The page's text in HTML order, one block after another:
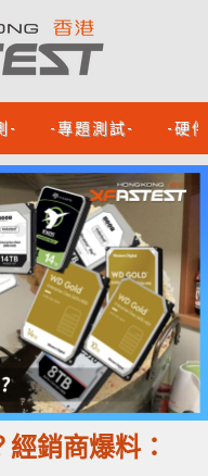
- -專題測試- -硬
銷商爆料：